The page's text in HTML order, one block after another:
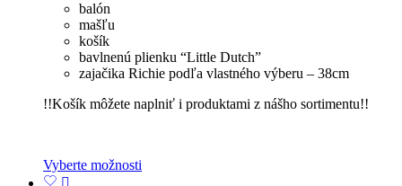
balón
mašľu
košík
bavlnenú plienku “Little Dutch”
zajačika Richie podľa vlastného výberu – 38cm
!!Košík môžete naplniť i produktami z nášho sortimentu!!
Vyberte možnosti